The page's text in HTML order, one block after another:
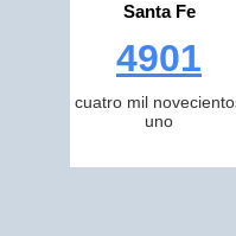
Santa Fe
4901
cuatro mil
uno